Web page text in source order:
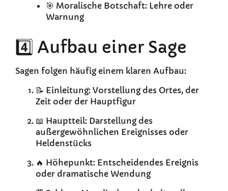
🎯 Moralische Botschaft: Lehre oder
Warnung
4️⃣ Aufbau einer Sage
Sagen folgen häufig einem klaren Aufbau:
📝 Einleitung: Vorstellung des Ortes, der
Zeit oder der Hauptfigur
📖 Hauptteil: Darstellung des
außergewöhnlichen Ereignisses oder
Heldenstücks
🔥 Höhepunkt: Entscheidendes Ereignis
oder dramatische Wendung